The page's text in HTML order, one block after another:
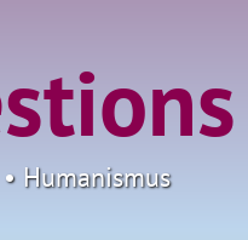
Humanismus